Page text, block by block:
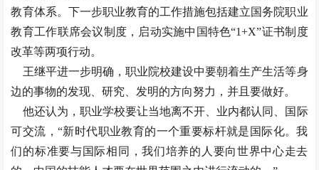
教育体系。下一步职业教育的工作措施包括建立国务院职业
教育工作联席会议制度，启动实施中国特色“1+X”证书制度
改革等两项行动。
王继平进一步明确，职业院校建设中要朝着生产生活等身
边的事物的发现、研究、发明的方向努力，并且要做好。
他还认为，职业学校要让当地离不开、业内都认同、国际
可交流，“新时代职业教育的一个重要标杆就是国际化。我
们的标准要与国际相同，我们培养的人要向世界中心走去